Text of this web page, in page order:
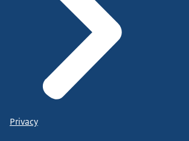
Privacy